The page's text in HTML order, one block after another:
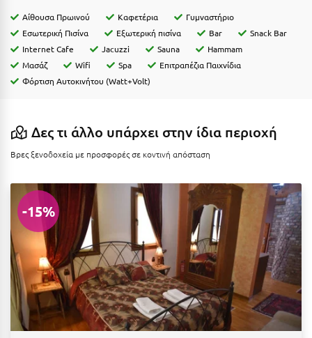
Κατερίνη
Κέα - Τζιά
Κερατέα
Κεφαλονιά
Κοκκώνι Κορινθίας
Κομοτηνή
Κόνιτσα
Κόρινθος
Κορώνη
Κουρούτα Ηλείας
Αίθουσα Πρωινού Καφετέρια
Γυμναστήριο
Εσωτερική Πισίνα
Εξωτερική πισίνα Bar
Snack Bar
Internet Cafe
Jacuzzi Sauna
Hammam
Μασάζ
Wifi Spa
Επιτραπέζια Παιχνίδια
Φόρτιση Αυτοκινήτου (Watt+Volt)
Δες τι άλλο υπάρχει στην ίδια περιοχή
Βρες ξενοδοχεία με προσφορές σε κοντινή απόσταση
-15%